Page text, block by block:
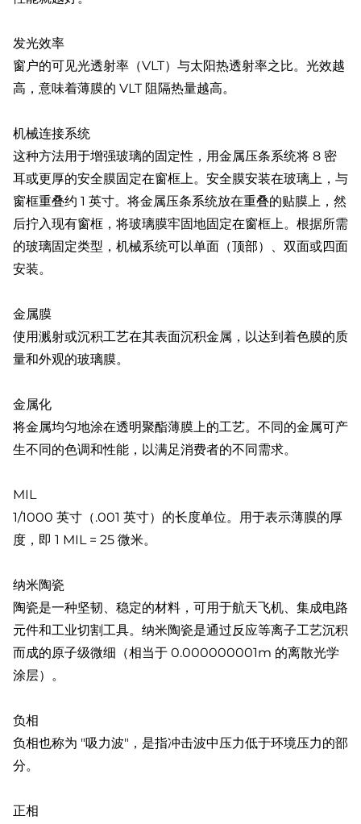
发光效率
窗户的可见光透射率（VLT）与太阳热透射率之比。光效越
高，意味着薄膜的 VLT 阻隔热量越高。
机械连接系统
这种方法用于增强玻璃的固定性，用金属压条系统将 8 密
耳或更厚的安全膜固定在窗框上。安全膜安装在玻璃上，与
窗框重叠约 1 英寸。将金属压条系统放在重叠的贴膜上，然
后拧入现有窗框，将玻璃膜牢固地固定在窗框上。根据所需
的玻璃固定类型，机械系统可以单面（顶部）、双面或四面
安装。
金属膜
使用溅射或沉积工艺在其表面沉积金属，以达到着色膜的质
量和外观的玻璃膜。
金属化
将金属均匀地涂在透明聚酯薄膜上的工艺。不同的金属可产
生不同的色调和性能，以满足消费者的不同需求。
MIL
1/1000 英寸（.001 英寸）的长度单位。用于表示薄膜的厚
度，即 1 MIL = 25 微米。
纳米陶瓷
陶瓷是一种坚韧、稳定的材料，可用于航天飞机、集成电路
元件和工业切割工具。纳米陶瓷是通过反应等离子工艺沉积
而成的原子级微细（相当于 0.000000001m 的离散光学
涂层）。
负相
负相也称为 "吸力波"，是指冲击波中压力低于环境压力的部
分。
正相